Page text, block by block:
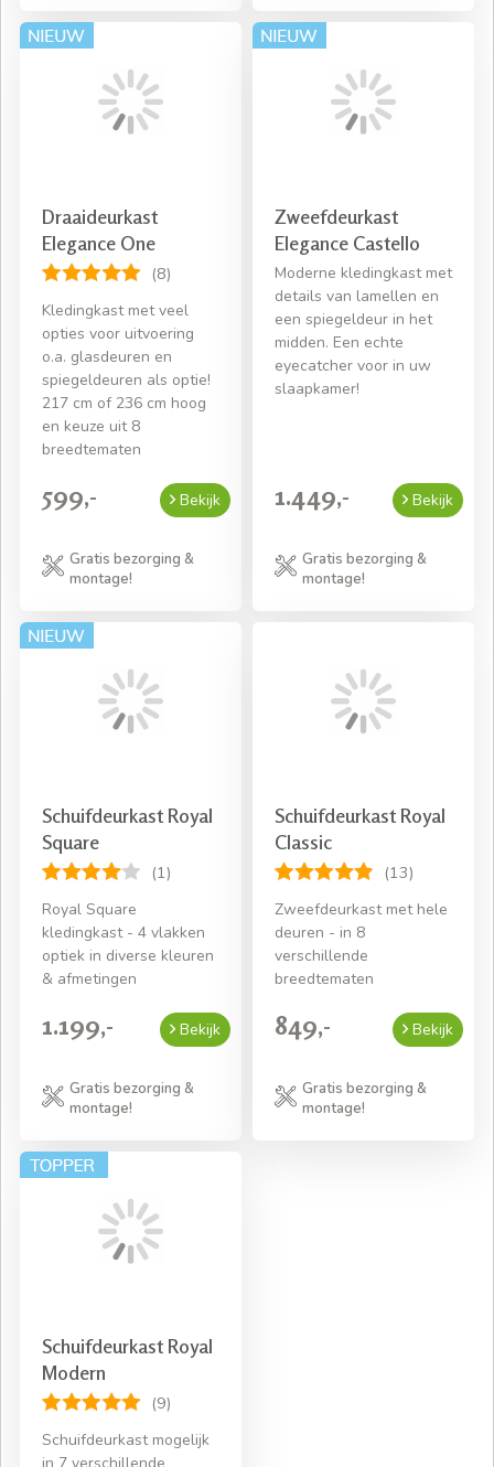
Draaideurkast
Elegance One
(8)
Kledingkast met veel
opties voor uitvoering
o.a. glasdeuren en
spiegeldeuren als optie!
217 cm of 236 cm hoog
en keuze uit 8
breedtematen
599,- Bekijk
Gratis bezorging &
montage!
Zweefdeurkast
Elegance Castello
Moderne kledingkast met
details van lamellen en
een spiegeldeur in het
midden. Een echte
eyecatcher voor in uw
slaapkamer!
1.449,- Bekijk
Gratis bezorging &
montage!
Schuifdeurkast Royal
Square
(1)
Royal Square
kledingkast - 4 vlakken
optiek in diverse kleuren
& afmetingen
1.199,- Bekijk
Gratis bezorging &
montage!
Schuifdeurkast Royal
Classic
(13)
Zweefdeurkast met hele
deuren - in 8
verschillende
breedtematen
849,- Bekijk
Gratis bezorging &
montage!
Schuifdeurkast Royal
Modern
(9)
Schuifdeurkast mogelijk